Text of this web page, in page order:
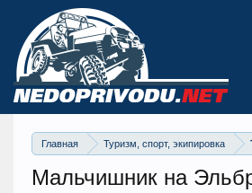
Главная Туризм, спорт, экипировка
Мальчишник на